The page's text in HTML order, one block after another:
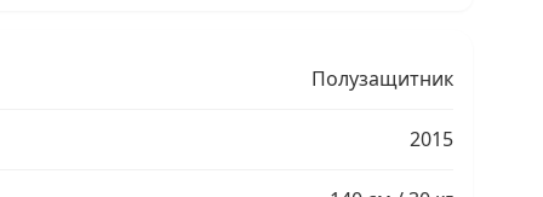
Полузащитник
2015